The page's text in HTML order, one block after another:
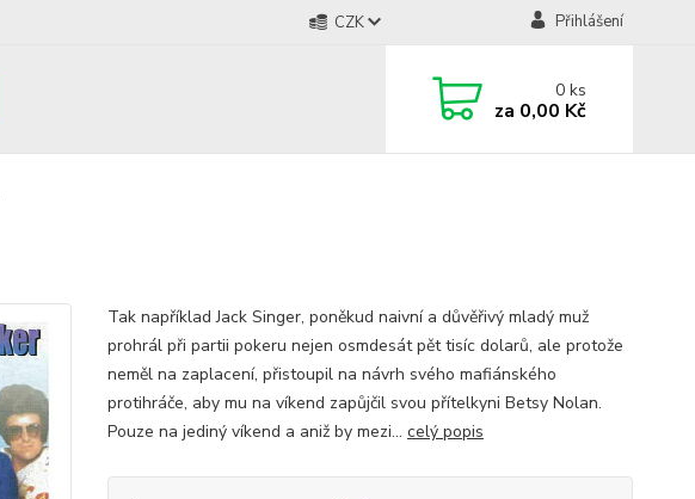
CZK Přihlášení
0ks
za 0,00 Kč
Tak například Jack Singer, poněkud naivní a důvěřivý mladý muž
prohrál při partii pokeru nejen osmdesát pět tisíc dolarů, ale protože
neměl na zaplacení, přistoupil na návrh svého mafiánského
protihráče, aby mu na víkend zapůjčil svou přítelkyni Betsy Nolan.
Pouze na jediný víkend a aniž by mezi... celý popis